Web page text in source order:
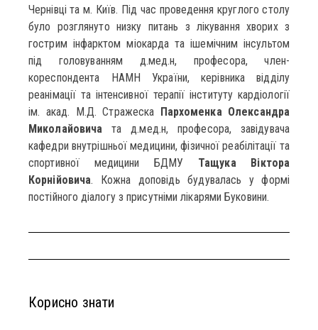
Чернівці та м. Київ. Під час проведення круглого столу
було розглянуто низку питань з лікування хворих з
гострим інфарктом міокарда та ішемічним інсультом
під головуванням д.мед.н, професора, член-
кореспондента НАМН України, керівника відділу
реанімації та інтенсивної терапії інституту кардіології
ім. акад. М.Д. Стражеска Пархоменка Олександра
Миколайовича та д.мед.н, професора, завідувача
кафедри внутрішньої медицини, фізичної реабілітації та
спортивної медицини БДМУ Тащука Віктора
Корнійовича. Кожна доповідь будувалась у формі
постійного діалогу з присутніми лікарями Буковини.
Корисно знати